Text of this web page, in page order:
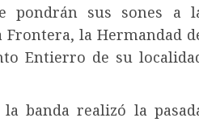
pondrán sus sones a la
la Hermandad de
Entierro de su localidad
banda realizó la pasada